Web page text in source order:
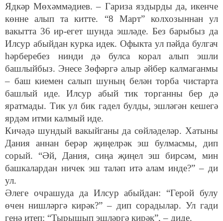
Ядкәр Мөхәммәдиев. – Гариза яздырды да, икенче
көнне алып та китте. “8 Март” колхозыннан ул
вакытта 36 ир-егет шунда эшләде. Без барыбыз да
Илсур абыйдан курка идек. Офыкта ул пәйда булгач
һәрберебез нинди дә булса корал алып эшли
башлыйбыз. Энесе Зөфәргә алыр әйбер калмаганмы
– баш киемен салып шуның белән торба чистарта
башлый иде. Илсур абый тик торганны бер дә
яратмады. Тик ул бик гадел булды, эшләгән кешегә
ярдәм итми калмый иде.
Кичәдә шундый вакыйганы да сөйләделәр. Хатыны
Дания аннан берәр җиңелрәк эш булмасмы, дип
сорый. “Әй, Дания, сиңа җиңел эш бирсәм, мин
башкалардан ничек эш таләп итә алам инде?” – ди
ул.
Әлеге очрашуда да Илсур абыйдан: “Герой булу
өчен нишләргә кирәк?” – дип сорадылар. Ул гади
генә итеп: “Тырышып эшләргә кирәк”, – диде.